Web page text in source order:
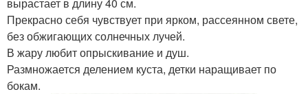
Прекрасно себя чувствует при ярком, рассеянном свете,
без обжигающих солнечных лучей.
В жару любит опрыскивание и душ.
Размножается делением куста, детки наращивает по
бокам.